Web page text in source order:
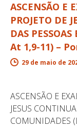
ASCENSÃO E
PROJETO DE
DAS
At 1,9-11) –
29 de maio de
ASCENSÃO E
JESUS
COMUNIDADES